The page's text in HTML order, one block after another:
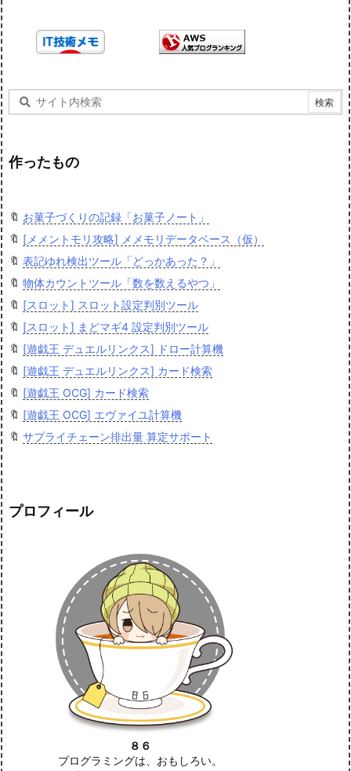
作ったもの
🔖 お菓子づくりの記録「お菓子ノート」
🔖 [メメントモリ攻略] メメモリデータベース（仮）
🔖 表記ゆれ検出ツール「どっかあった？」
🔖 物体カウントツール「数を数えるやつ」
🔖 [スロット] スロット設定判別ツール
🔖 [スロット] まどマギ4 設定判別ツール
🔖 [遊戯王 デュエルリンクス] ドロー計算機
🔖 [遊戯王 デュエルリンクス] カード検索
🔖 [遊戯王 OCG] カード検索
🔖 [遊戯王 OCG] エヴァイユ計算機
🔖 サプライチェーン排出量 算定サポート
プロフィール
８６
プログラミングは、おもしろい。